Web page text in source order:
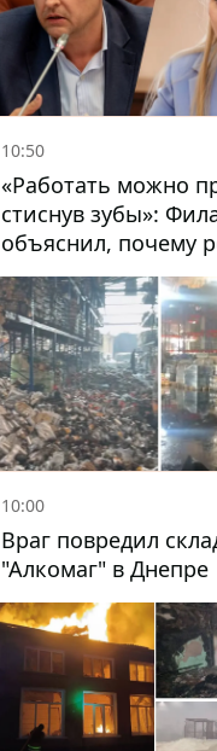
10:50
«Работать можно
стиснув зубы»:
объяснил, почему
пишет в соцсетях и
раскритиковал
чиновников
10:00
Враг повредил
"Алкомаг" в Днепре